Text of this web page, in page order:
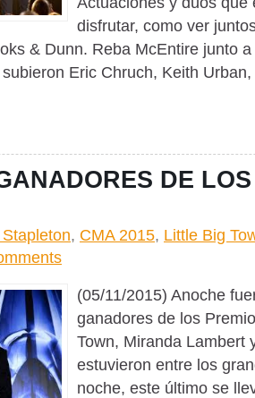
disfrutar, como ver
& Dunn. Reba McEntire junto
Eric Chruch, Keith
DE
, CMA 2015, Little Big
(05/11/2015) Anoche
ganadores de los
Town, Miranda Lambert
estuvieron entre los
noche, este último se